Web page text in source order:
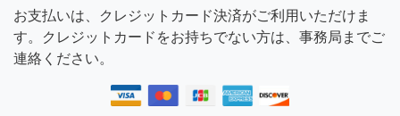
お支払いは、クレジットカード決済がご利用いただけま
す。クレジットカードをお持ちでない方は、事務局までご
連絡ください。